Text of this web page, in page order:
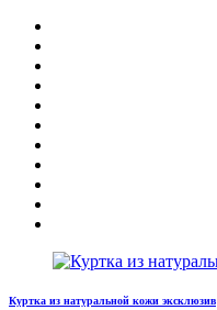
Куртка из натуральной кожи эксклюзив